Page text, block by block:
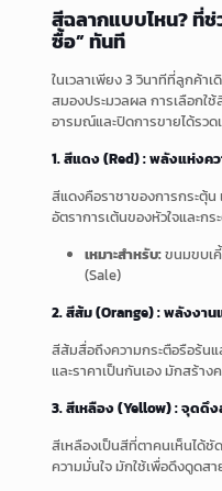
สีฉลากแบบไหน? ที่ช่
ซื้อ” ทันที
ในเวลาเพียง 3 วินาทีที่ลูกค้า
สมองประมวลผล การเลือกใ
อารมณ์และปิดการขายได้รวด
1. สีแดง (Red) : พลังแห่งค
สีแดงคือราชาของการกระตุ้น
อัตราการเต้นของหัวใจและก
เหมาะสำหรับ:ขนมขบเคี้
(Sale)
2. สีส้ม (Orange) : พลังงาน
สีส้มสื่อถึงความกระตือรือร้น
และราคาเป็นกันเอง มักสร้าง
3. สีเหลือง (Yellow) : จุดดึ
สีเหลืองเป็นสีที่ตาคนเห็นได้ชั
ความมั่นใจ มักใช้เพื่อดึงดูดส